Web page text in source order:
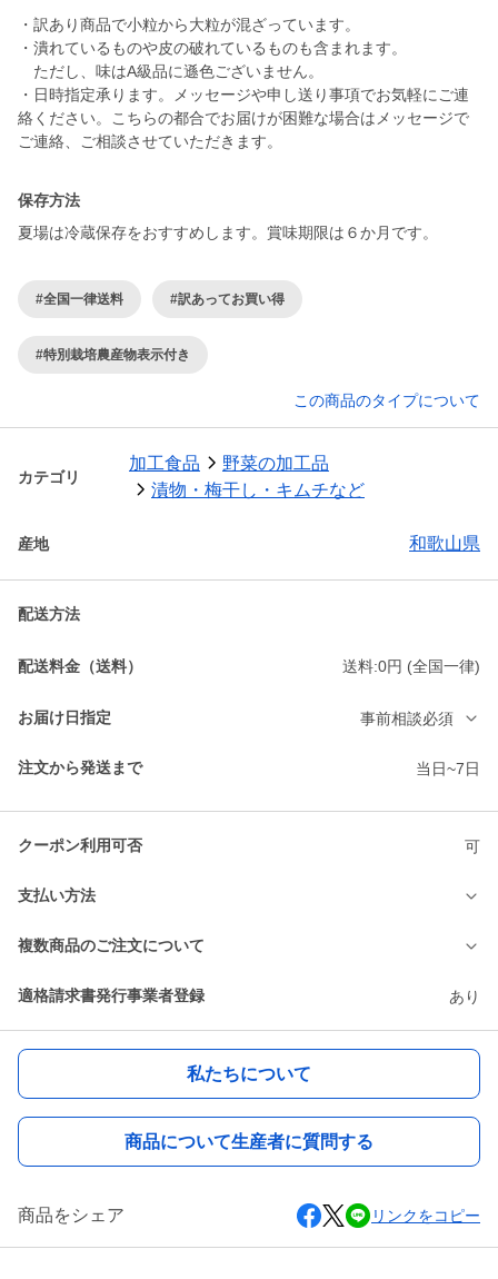
・訳あり商品で小粒から大粒が混ざっています。
・潰れているものや皮の破れているものも含まれます。
ただし、味はA級品に遜色ございません。
・日時指定承ります。メッセージや申し送り事項でお気軽にご連
絡ください。こちらの都合でお届けが困難な場合はメッセージで
保存方法
夏場は冷蔵保存をおすすめします。賞味期限は６か月です。
#全国一律送料 #訳あってお買い得
#特別栽培農産物表示付き
この商品のタイプについて
カテゴリ
加工食品
野菜の加工品
漬物・梅干し・キムチなど
産地 和歌山県
配送方法
配送料金（送料） 送料:0円 (全国一律)
お届け日指定 事前相談必須
注文から発送まで 当日~7日
クーポン利用可否 可
支払い方法
複数商品のご注文について
適格請求書発行事業者登録 あり
私たちについて
商品について生産者に質問する
商品をシェア リンクをコピー